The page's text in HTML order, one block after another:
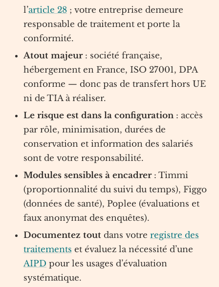
l’article 28 ; votre entreprise demeure
responsable de traitement et porte la
conformité.
Atout majeur: société française,
hébergement en France, ISO 27001, DPA
conforme — donc pas de transfert hors UE
ni de TIA à réaliser.
Le risque est dans la configuration : accès
par rôle, minimisation, durées de
conservation et information des salariés
sont de votre responsabilité.
Modules sensibles à encadrer: Timmi
(proportionnalité du suivi du temps), Figgo
(données de santé), Poplee (évaluations et
faux anonymat des enquêtes).
Documentez tout dans votre registre des
traitements et évaluez la nécessité d’une
AIPD pour les usages d’évaluation
systématique.